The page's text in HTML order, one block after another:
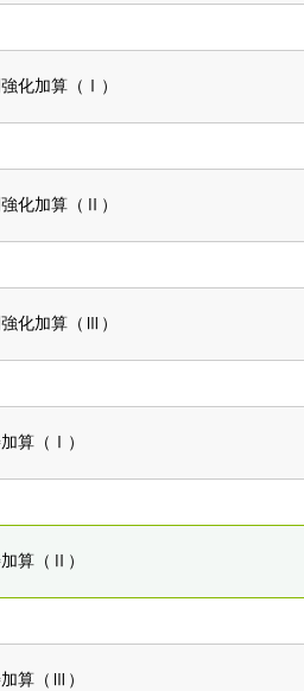
化加算（Ⅰ）
化加算（Ⅱ）
化加算（Ⅲ）
算（Ⅰ）
算（Ⅱ）
算（Ⅲ）